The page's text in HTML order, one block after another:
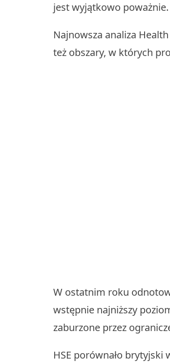
jest wyjątkowo poważnie.
Najnowsza analiza
też obszary, w których
W ostatnim roku
wstępnie najniższy
zaburzone przez
HSE porównało